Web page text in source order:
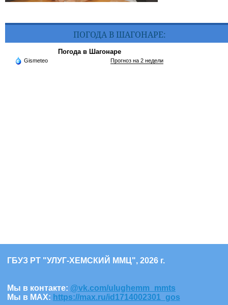
ПОГОДА В ШАГОНАРЕ:
Погода в Шагонаре
Gismeteo Прогноз на 2 недели
ГБУЗ РТ "УЛУГ-ХЕМСКИЙ ММЦ", 2026 г.
Мы в контакте: @vk.com/ulughemm_mmts
Мы в МАХ: https://max.ru/id1714002301_gos